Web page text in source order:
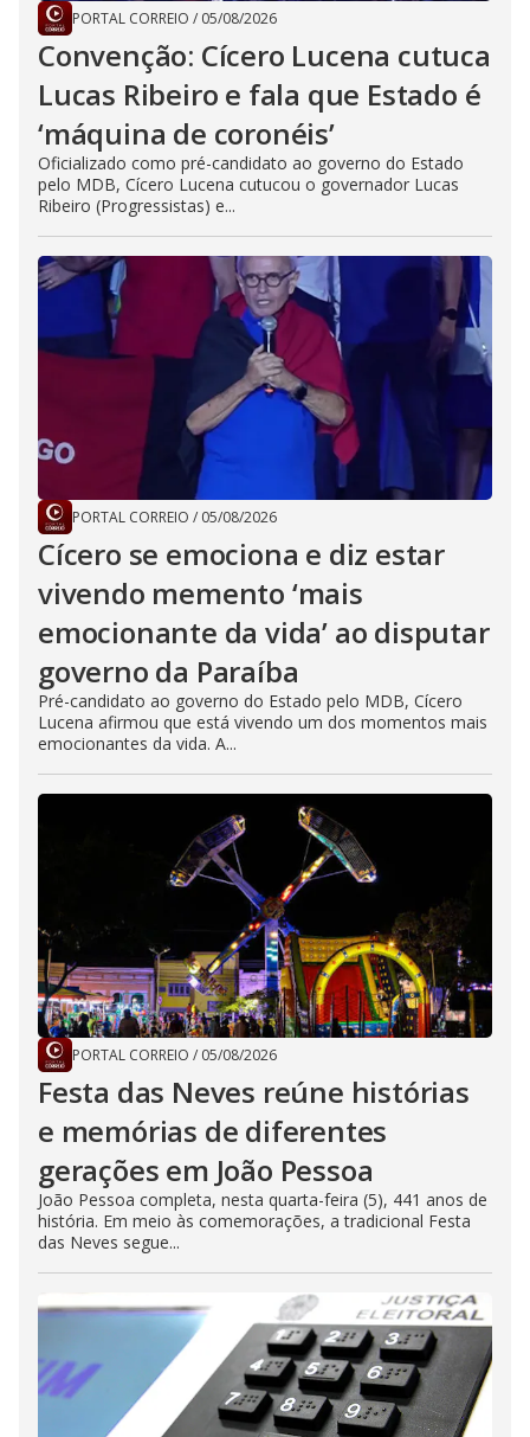
PORTAL CORREIO / 05/08/2026
Convenção: Cícero Lucena cutuca
Lucas Ribeiro e fala que Estado é
‘máquina de coronéis’
Oficializado como pré-candidato ao governo do Estado
pelo MDB, Cícero Lucena cutucou o governador Lucas
Ribeiro (Progressistas) e...
PORTAL CORREIO / 05/08/2026
Cícero se emociona e diz estar
vivendo memento ‘mais
emocionante da vida’ ao disputar
governo da Paraíba
Pré-candidato ao governo do Estado pelo MDB, Cícero
Lucena afirmou que está vivendo um dos momentos mais
emocionantes da vida. A...
PORTAL CORREIO / 05/08/2026
Festa das Neves reúne histórias
e memórias de diferentes
gerações em João Pessoa
João Pessoa completa, nesta quarta-feira (5), 441 anos de
história. Em meio às comemorações, a tradicional Festa
das Neves segue...